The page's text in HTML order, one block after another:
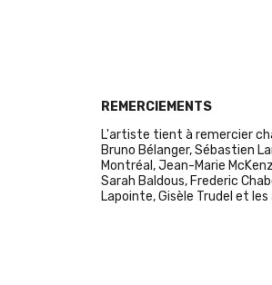
REMERCIEMENTS
L'artiste tient à remercier
Bruno Bélanger, Sébastien
Montréal, Jean-Marie
Sarah Baldous, Frederic
Lapointe, Gisèle Trudel et